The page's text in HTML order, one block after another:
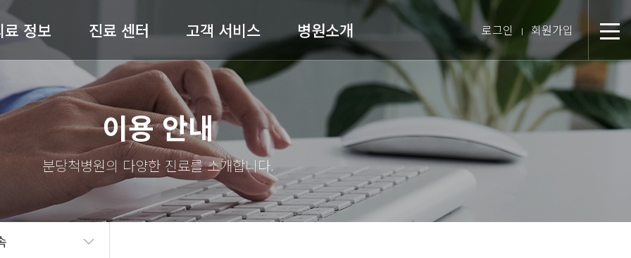
분
료 정보
허리 / 목
어깨 / 팔
절 / 무릎 / 발
진료 센터
척추센터
관절센터
비수술센터
내과
도수재활센터
고객 서비스
공지사항
전문의 상담
온라인예약
완쾌 스토리
고객의 소리
병원소개
병원장 인사말
미션 & 핵심경영방침
척병원 스토리
스텝 소개
의료장비 소개
로그인 회원가입
이용 안내